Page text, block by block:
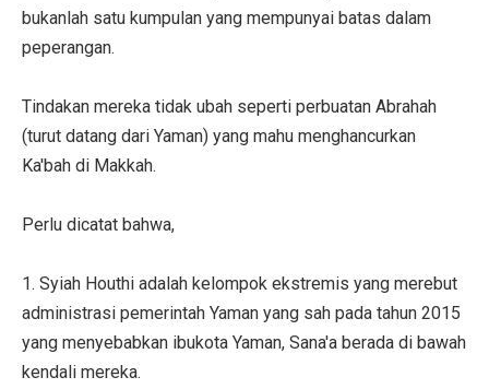
bukanlah satu kumpulan yang mempunyai batas dalam
peperangan.
Tindakan mereka tidak ubah seperti perbuatan Abrahah
(turut datang dari Yaman) yang mahu menghancurkan
Ka'bah di Makkah.
Perlu dicatat bahwa,
1. Syiah Houthi adalah kelompok ekstremis yang merebut
administrasi pemerintah Yaman yang sah pada tahun 2015
yang menyebabkan ibukota Yaman, Sana'a berada di bawah
kendali mereka.